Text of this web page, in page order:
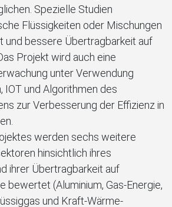
Spezielle Studien
Flüssigkeiten oder Mischungen
und bessere Übertragbarkeit auf
Projekt wird auch eine
unter Verwendung
IOT und Algorithmen des
zur Verbesserung der Effizienz in
werden sechs weitere
hinsichtlich ihres
ihrer Übertragbarkeit auf
bewertet (Aluminium, Gas-Energie,
und Kraft-Wärme-